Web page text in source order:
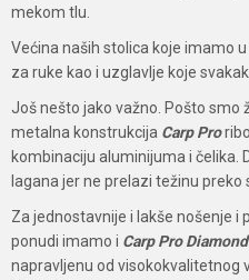
mekom tlu.
Većina naših stolica koje imamo
za ruke kao i uzglavlje koje
Još nešto jako važno. Pošto smo
metalna konstrukcija Carp Pro
kombinaciju aluminijuma i čelika.
lagana jer ne prelazi težinu preko
Za jednostavnije i lakše nošenje i
ponudi imamo i Carp Pro
napravljenu od visokokvalitetnog